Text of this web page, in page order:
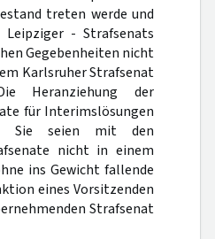
treten werde und
- Strafsenats
Gegebenheiten nicht
Karlsruher Strafsenat
Heranziehung der
für Interimslösungen
Sie seien mit den
nicht in einem
ins Gewicht fallende
eines Vorsitzenden
Strafsenat